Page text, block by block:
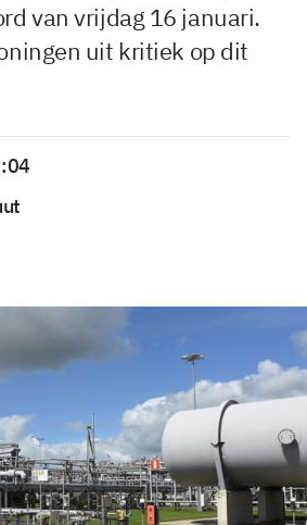
van vrijdag 16 januari.
uit kritiek op dit